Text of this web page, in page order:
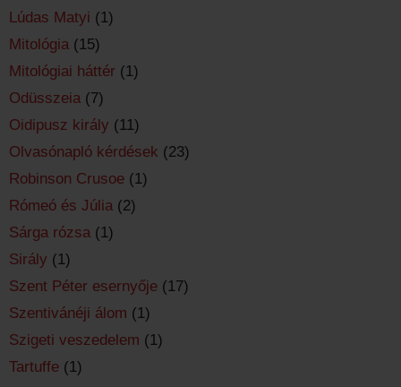
Lúdas Matyi (1)
Mitológia (15)
Mitológiai háttér (1)
Odüsszeia (7)
Oidipusz király (11)
Olvasónapló kérdések (23)
Robinson Crusoe (1)
Rómeó és Júlia (2)
Sárga rózsa (1)
Sirály (1)
Szent Péter esernyője (17)
Szentivánéji álom (1)
Szigeti veszedelem (1)
Tartuffe (1)